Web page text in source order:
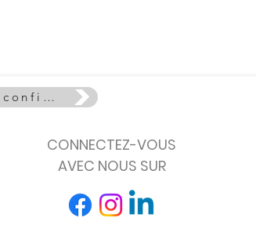
Politique de confidentialité
CONNECTEZ-VOUS
AVEC NOUS SUR